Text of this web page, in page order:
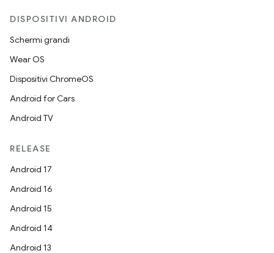
DISPOSITIVI ANDROID
Schermi grandi
Wear OS
Dispositivi ChromeOS
Android for Cars
Android TV
RELEASE
Android 17
Android 16
Android 15
Android 14
Android 13